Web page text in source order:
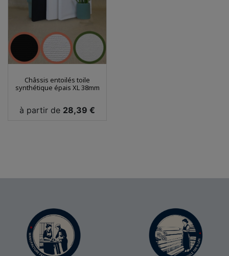
Châssis entoilés toile
synthétique épais XL 38mm
Prix
à partir de 28,39 €